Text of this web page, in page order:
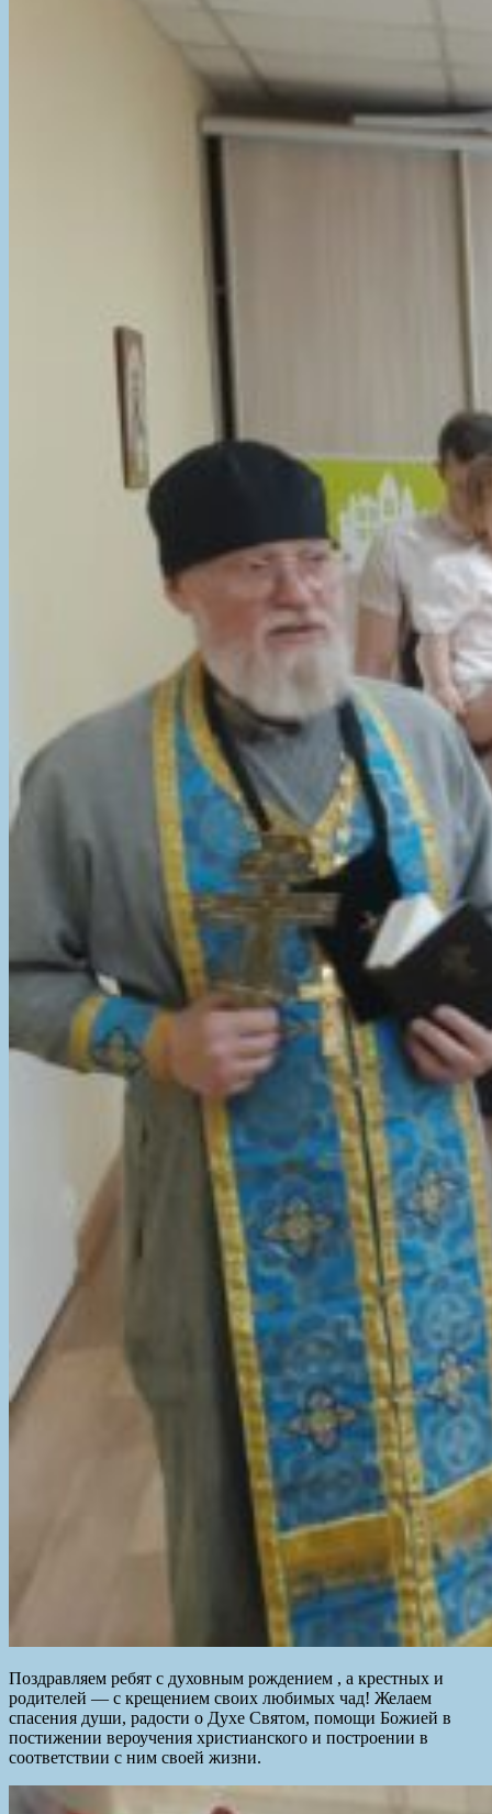
Поздравляем ребят с духовным рождением , а крестных и
родителей — с крещением своих любимых чад! Желаем
спасения души, радости о Духе Святом, помощи Божией в
постижении вероучения христианского и построении в
соответствии с ним своей жизни.